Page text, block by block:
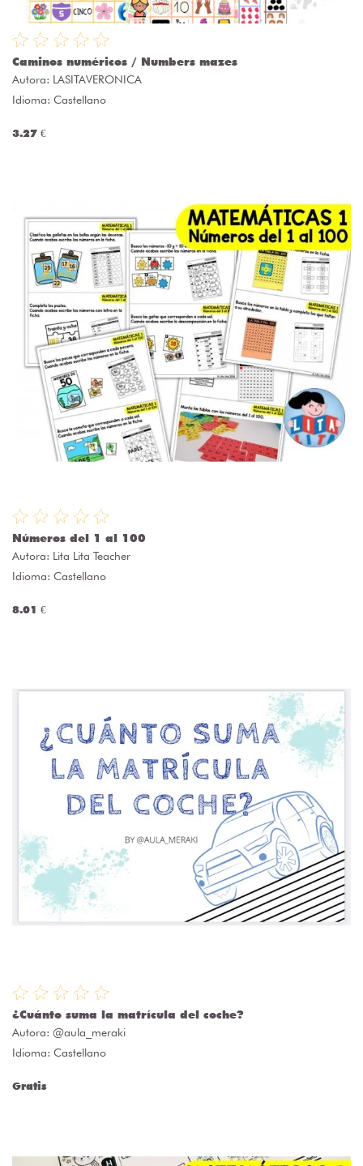
Caminos numéricos / Numbers mazes
Autora: LASITAVERONICA
Idioma: Castellano
3.27 €
Números del 1 al 100
Autora: Lita Lita Teacher
Idioma: Castellano
8.01 €
¿Cuánto suma la matrícula del coche?
Autora: @aula_meraki
Idioma: Castellano
Gratis